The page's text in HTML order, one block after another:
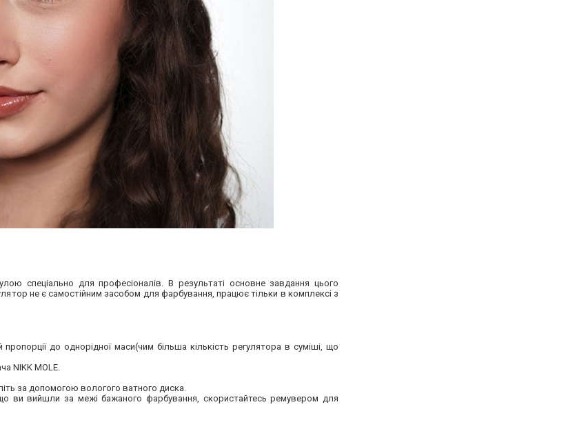
спеціально для професіоналів. В результаті основне завдання цього
не є самостійним засобом для фарбування, працює тільки в комплексі з
до однорідної маси(чим більша кількість регулятора в суміші, що
NIKK MOLE.
за допомогою вологого ватного диска.
ви вийшли за межі бажаного фарбування, скористайтесь ремувером для